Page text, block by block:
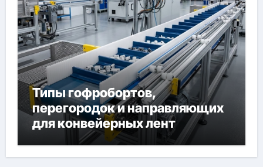
Типы гофробортов,
перегородок и направляющих
для конвейерных лент